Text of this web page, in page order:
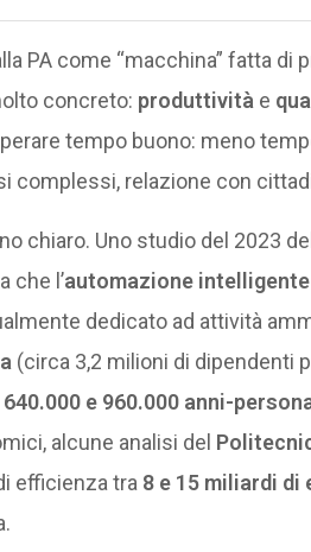
PA come “macchina” fatta
concreto: produttività e
tempo buono: meno
complessi, relazione con
chiaro. Uno studio del 2023
che l’automazione intelligente
dedicato ad attività
(circa 3,2 milioni di dipendenti
640.000 e 960.000 anni-
alcune analisi del
efficienza tra 8 e 15 miliardi di